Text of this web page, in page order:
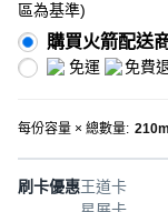
區為基準)
購買火箭配送
免運 免費
每份容量 × 總數量:
刷卡優惠王道卡